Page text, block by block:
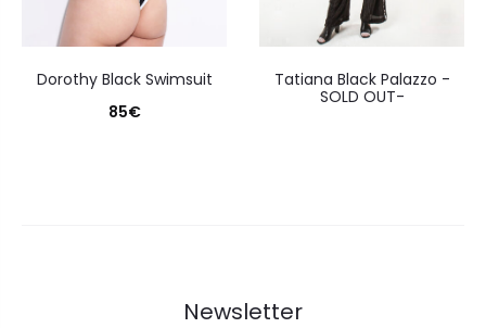
Dorothy Black Swimsuit
85€
Tatiana Black Palazzo -
SOLD OUT-
Newsletter